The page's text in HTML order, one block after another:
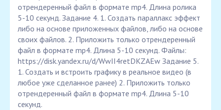
отрендеренный файл в формате mp4. Длина ролика
5-10 секунд. Задание 4. 1. Создать параллакс эффект
либо на основе приложенных файлов, либо на основе
своих файлов. 2. Приложить только отрендеренный
файл в формате mp4. Длина 5-10 секунд. Файлы:
https://disk.yandex.ru/d/WwII4retDKZAEw Задание 5.
1. Создать и встроить графику в реальное видео (в
любое уже сделанное ранее) 2. Приложить только
отрендеренный файл в формате mp4. Длина 5-10
секунд.